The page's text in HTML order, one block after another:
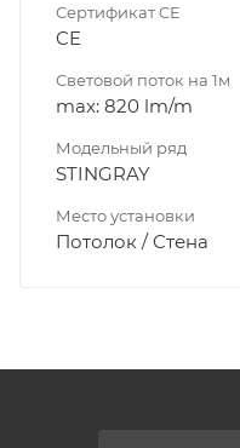
Сертификат CE
CE
Световой поток на 1м
max: 820 lm/m
Модельный ряд
STINGRAY
Место установки
Потолок / Cтена